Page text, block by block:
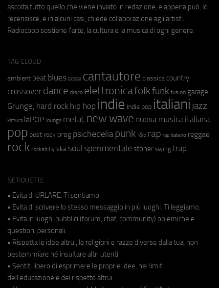
ascolta tutto quello che viene inviato in redazione, e appena può, lo
recensisce, e in alcuni casi, chiede collaborazione agli artisti.
Radiocoop sostiene l'arte, la cultura e la musica di ogni genere.
TAG CLOUD
ambient beat blues bossa cantautore classica country
crossover dance disco elettronicafolkfunk fusion garage
Grunge; hard rock hip hop indie indie pop italiani jazz
kimura laPOP lounge metal; new wave nuova musica italiana
pop post rock prog psichedeliapunk r&b rap rap italiano reggae
rock rockabilly ska soul sperimentale stoner swing trap
NETIQUETTE
• Evita di URLARE. Ti sentiamo.
• Evita di scrivere lo stesso messaggio in più luoghi. Ti leggiamo.
• Evita in luoghi pubblici (forum, chat, community) polemiche e
questioni personali.
• Rispetta le idee altrui, le religioni e razze diverse dalla tua, non
bestemmiare né insultare altri utenti.
• Sentiti libero di esprimere le proprie idee, nei limiti
dell'educazione e del rispetto altrui.